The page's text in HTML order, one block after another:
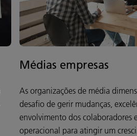
Médias empresas
As organizações de média
desafio de gerir mudanças,
envolvimento dos colaboradores
operacional para atingir um